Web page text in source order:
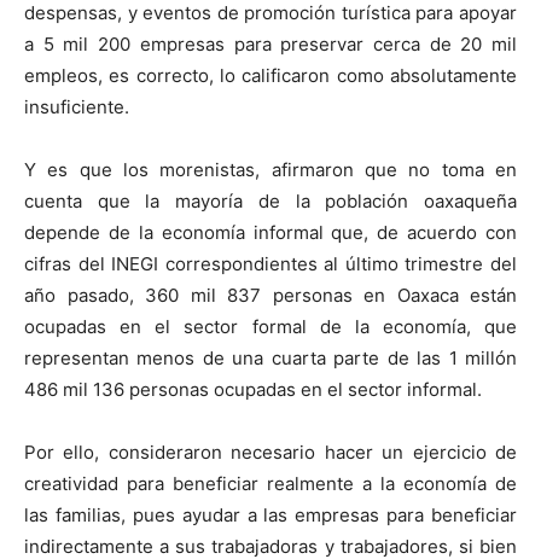
despensas, y eventos de promoción turística para apoyar
a 5 mil 200 empresas para preservar cerca de 20 mil
empleos, es correcto, lo calificaron como absolutamente
insuficiente.
Y es que los morenistas, afirmaron que no toma en
cuenta que la mayoría de la población oaxaqueña
depende de la economía informal que, de acuerdo con
cifras del INEGI correspondientes al último trimestre del
año pasado, 360 mil 837 personas en Oaxaca están
ocupadas en el sector formal de la economía, que
representan menos de una cuarta parte de las 1 millón
486 mil 136 personas ocupadas en el sector informal.
Por ello, consideraron necesario hacer un ejercicio de
creatividad para beneficiar realmente a la economía de
las familias, pues ayudar a las empresas para beneficiar
indirectamente a sus trabajadoras y trabajadores, si bien